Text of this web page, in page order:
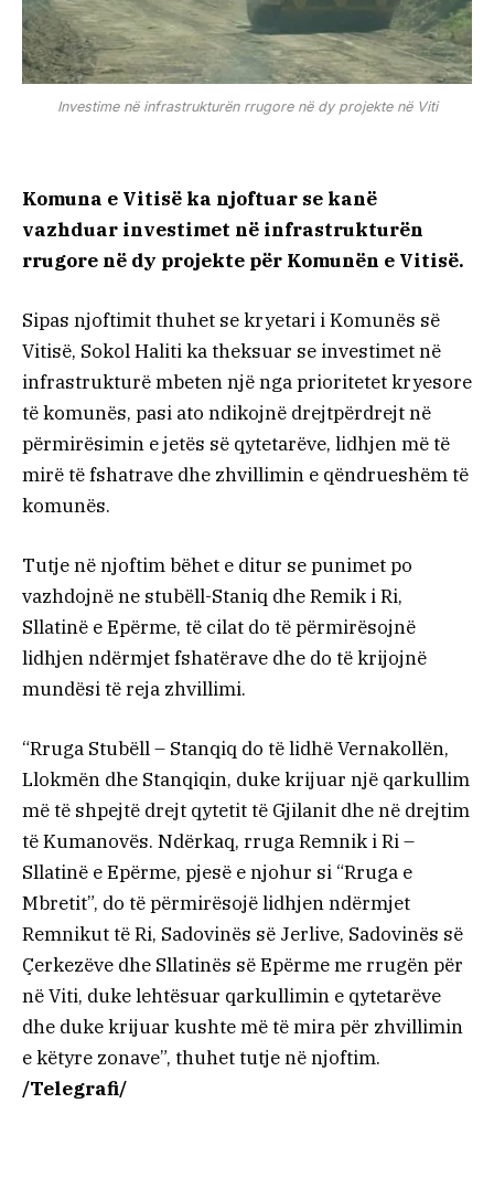
Investime në infrastrukturën rrugore në dy projekte në Viti
Komuna e Vitisë ka njoftuar se kanë
vazhduar investimet në infrastrukturën
rrugore në dy projekte për Komunën e Vitisë.
Sipas njoftimit thuhet se kryetari i Komunës së
Vitisë, Sokol Haliti ka theksuar se investimet në
infrastrukturë mbeten një nga prioritetet kryesore
të komunës, pasi ato ndikojnë drejtpërdrejt në
përmirësimin e jetës së qytetarëve, lidhjen më të
mirë të fshatrave dhe zhvillimin e qëndrueshëm të
komunës.
Tutje në njoftim bëhet e ditur se punimet po
vazhdojnë ne stubëll-Staniq dhe Remik i Ri,
Sllatinë e Epërme, të cilat do të përmirësojnë
lidhjen ndërmjet fshatërave dhe do të krijojnë
mundësi të reja zhvillimi.
“Rruga Stubëll – Stanqiq do të lidhë Vernakollën,
Llokmën dhe Stanqiqin, duke krijuar një qarkullim
më të shpejtë drejt qytetit të Gjilanit dhe në drejtim
të Kumanovës. Ndërkaq, rruga Remnik i Ri –
Sllatinë e Epërme, pjesë e njohur si “Rruga e
Mbretit”, do të përmirësojë lidhjen ndërmjet
Remnikut të Ri, Sadovinës së Jerlive, Sadovinës së
Çerkezëve dhe Sllatinës së Epërme me rrugën për
në Viti, duke lehtësuar qarkullimin e qytetarëve
dhe duke krijuar kushte më të mira për zhvillimin
e këtyre zonave”, thuhet tutje në njoftim.
/Telegrafi/